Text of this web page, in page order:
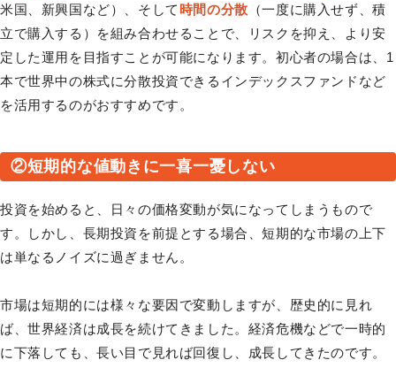
米国、新興国など）、そして 時間の分散 （一度に購入せず、積
立で購入する）を組み合わせることで、リスクを抑え、より安
定した運用を目指すことが可能になります。初心者の場合は、1
本で世界中の株式に分散投資できるインデックスファンドなど
を活用するのがおすすめです。
②短期的な値動きに一喜一憂しない
投資を始めると、日々の価格変動が気になってしまうもので
す。しかし、長期投資を前提とする場合、短期的な市場の上下
は単なるノイズに過ぎません。
市場は短期的には様々な要因で変動しますが、歴史的に見れ
ば、世界経済は成長を続けてきました。経済危機などで一時的
に下落しても、長い目で見れば回復し、成長してきたのです。